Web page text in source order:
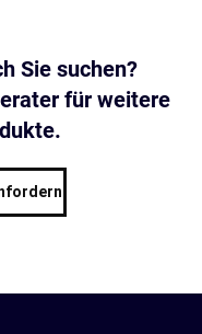
Sie suchen?
für weitere